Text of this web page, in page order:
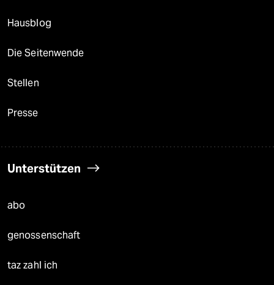
Hausblog
Die Seitenwende
Stellen
Presse
Unterstützen
abo
genossenschaft
taz zahl ich